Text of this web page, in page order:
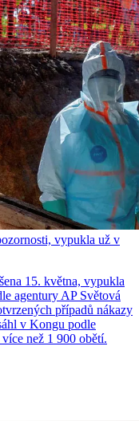
vypukla už v
15. května, vypukla
agentury AP Světová
případů nákazy
v Kongu podle
než 1 900 obětí.